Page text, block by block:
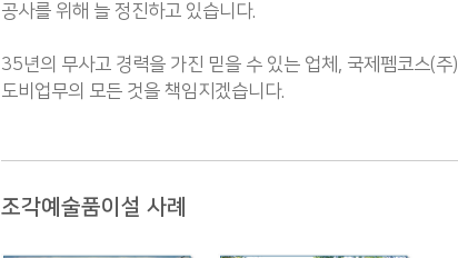
공사를 위해 늘 정진하고 있습니다.
35년의 무사고 경력을 가진 믿을 수 있는 업체, 국제펨코스(주)
도비업무의 모든 것을 책임지겠습니다.
조각예술품이설 사례